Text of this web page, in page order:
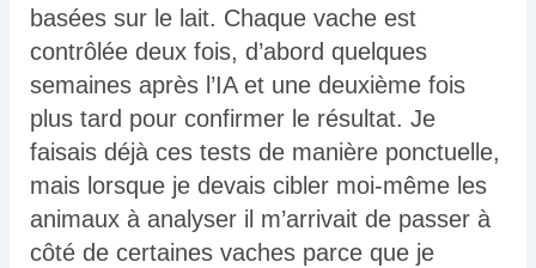
basées sur le lait. Chaque vache est
contrôlée deux fois, d’abord quelques
semaines après l’IA et une deuxième fois
plus tard pour confirmer le résultat. Je
faisais déjà ces tests de manière ponctuelle,
mais lorsque je devais cibler moi-même les
animaux à analyser il m’arrivait de passer à
côté de certaines vaches parce que je